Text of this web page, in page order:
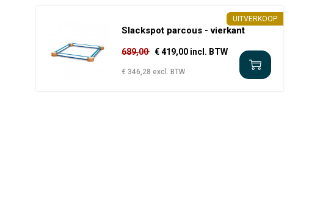
UITVERKOOP
Slackspot parcous - vierkant
€ 419,00 incl. BTW
689,00
€ 346,28 excl. BTW